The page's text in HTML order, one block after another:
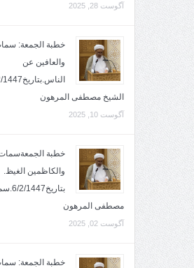
آگوست 28, 2025
والعافين عن
الشيخ مصطفى المرهون
آگوست 10, 2025
والكاظمين الغيظ.
مصطفى المرهون
آگوست 02, 2025